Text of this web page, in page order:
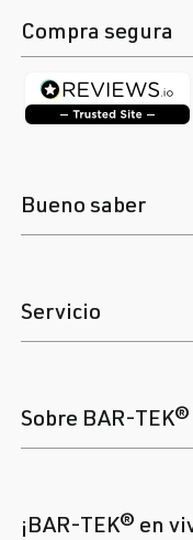
Compra segura
Bueno saber
Servicio
Sobre BAR-TEK®
¡BAR-TEK® en